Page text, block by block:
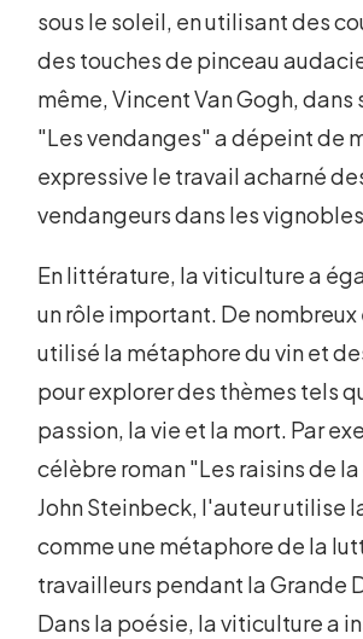
sous le soleil, en utilisant des
des touches de pinceau
même, Vincent Van Gogh, dans
"Les vendanges" a dépeint de
expressive le travail acharné
vendangeurs dans les
En littérature, la viticulture a
un rôle important. De
utilisé la métaphore du vin et
pour explorer des thèmes tels
passion, la vie et la mort. Par
célèbre roman "Les raisins de
John Steinbeck, l'auteur utilise
comme une métaphore de la
travailleurs pendant la Grande
Dans la poésie, la viticulture a